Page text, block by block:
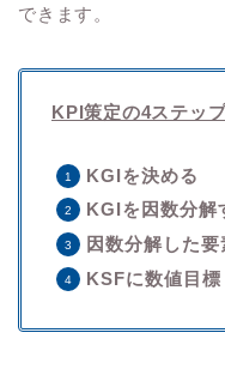
できます。
KPI策定の4ステッ
KGIを決める
KGIを因数分解
因数分解した
KSFに数値目